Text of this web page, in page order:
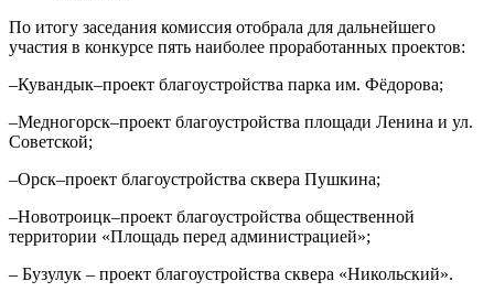
По итогу заседания комиссия отобрала для дальнейшего
участия в конкурсе пять наиболее проработанных проектов:
–Кувандык–проект благоустройства парка им. Фёдорова;
–Медногорск–проект благоустройства площади Ленина и ул.
Советской;
–Орск–проект благоустройства сквера Пушкина;
–Новотроицк–проект благоустройства общественной
территории «Площадь перед администрацией»;
– Бузулук – проект благоустройства сквера «Никольский».